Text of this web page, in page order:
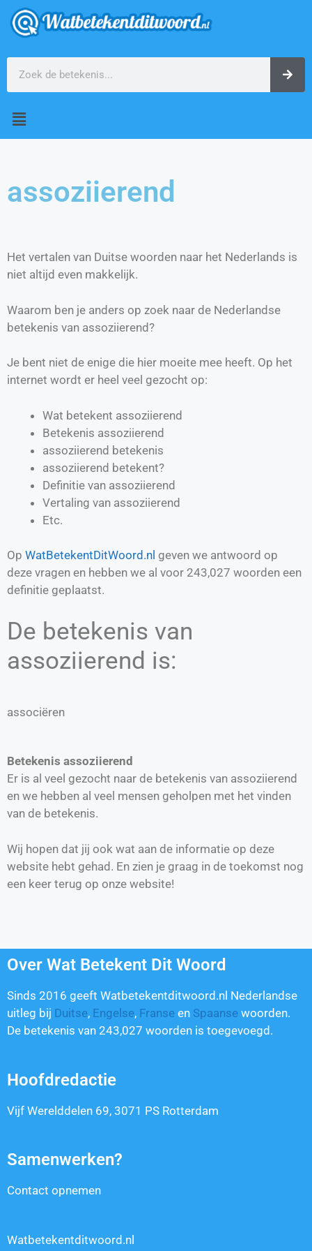
assoziierend
Het vertalen van Duitse woorden naar het Nederlands is
niet altijd even makkelijk.
Waarom ben je anders op zoek naar de Nederlandse
betekenis van assoziierend?
Je bent niet de enige die hier moeite mee heeft. Op het
internet wordt er heel veel gezocht op:
Wat betekent assoziierend
Betekenis assoziierend
assoziierend betekenis
assoziierend betekent?
Definitie van assoziierend
Vertaling van assoziierend
Etc.
Op WatBetekentDitWoord.nl geven we antwoord op
deze vragen en hebben we al voor 243,027 woorden een
definitie geplaatst.
De betekenis van
assoziierend is:
associëren
Betekenis assoziierend
Er is al veel gezocht naar de betekenis van assoziierend
en we hebben al veel mensen geholpen met het vinden
van de betekenis.
Wij hopen dat jij ook wat aan de informatie op deze
website hebt gehad. En zien je graag in de toekomst nog
een keer terug op onze website!
Over Wat Betekent Dit Woord
Sinds 2016 geeft Watbetekentditwoord.nl Nederlandse
uitleg bij Duitse, Engelse, Franse en Spaanse woorden.
De betekenis van 243,027 woorden is toegevoegd.
Hoofdredactie
Vijf Werelddelen 69, 3071 PS Rotterdam
Samenwerken?
Contact opnemen
Watbetekentditwoord.nl